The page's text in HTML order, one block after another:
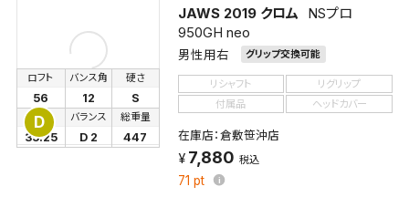
D
JAWS 2019 クロム
NSプロ
950GH neo
男性用右 グリップ交換可能
ロフト
56
バンス角
12
硬さ
S
長さ
35.25
バランス
D 2
総重量
447
リシャフト
リグリップ
付属品
ヘッドカバー
在庫店：倉敷笹沖店
7,880 税込
71 pt